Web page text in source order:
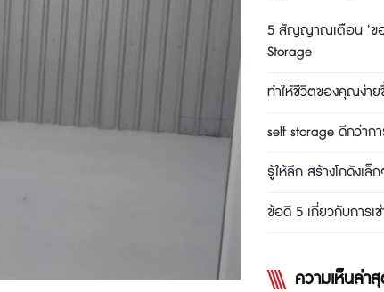
5 สัญญาณเตือน ‘ขอ
Storage
ทำให้ชีวิตของคุณง่าย
self storage ดีกว่ากา
รู้ให้ลึก สร้างโกดังเล็
ข้อดี 5 เกี่ยวกับการเ
ความเห็นล่า